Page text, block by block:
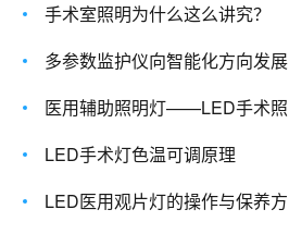
手术室照明为什么这么讲究？
多参数监护仪向智能化方向发展
医用辅助照明灯——LED手术照明灯
LED手术灯色温可调原理
LED医用观片灯的操作与保养方法有哪些？